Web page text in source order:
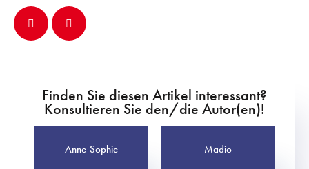
Finden Sie diesen Artikel interessant?
Konsultieren Sie den/die Autor(en)!
Anne-Sophie Madio